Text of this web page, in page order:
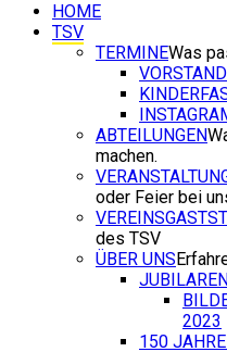
HOME
TSV
TERMINEWas
ABTEILUNGEN
machen.
oder Feier bei
des TSV
ÜBER UNS
2023
150